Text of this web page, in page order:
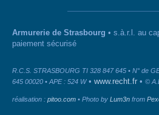
Armurerie de Strasbourg • s.à.r.l. au
paiement sécurisé
R.C.S. STRASBOURG TI 328 847 645 • N° de
645 00020 • APE : 524 W• www.recht.fr • ©
réalisation : pitoo.com • Photo by Lum3n from